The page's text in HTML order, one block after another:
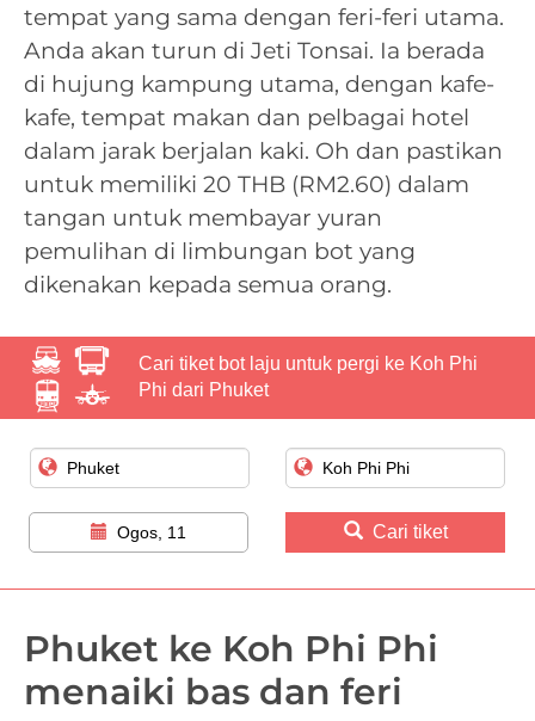
tempat yang sama dengan feri-feri utama.
Anda akan turun di Jeti Tonsai. Ia berada
di hujung kampung utama, dengan kafe-
kafe, tempat makan dan pelbagai hotel
dalam jarak berjalan kaki. Oh dan pastikan
untuk memiliki 20 THB (RM2.60) dalam
tangan untuk membayar yuran
pemulihan di limbungan bot yang
dikenakan kepada semua orang.
Cari tiket bot laju untuk pergi ke Koh Phi
Phi dari Phuket
Ogos, 11 Cari tiket
Phuket ke Koh Phi Phi
menaiki bas dan feri